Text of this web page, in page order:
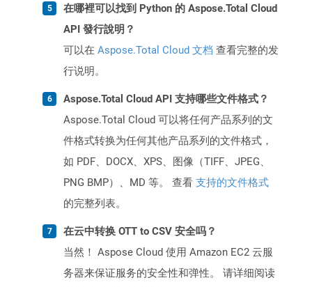
在哪裡可以找到 Python 的 Aspose.Total Cloud
API 發行說明？
可以在 Aspose.Total Cloud 文档 查看完整的发
行说明。
Aspose.Total Cloud API 支持哪些文件格式？
Aspose.Total Cloud 可以将任何产品系列的文
件格式转换为任何其他产品系列的文件格式，
如 PDF、DOCX、XPS、图像（TIFF、JPEG、
PNG BMP）、MD 等。 查看 支持的文件格式
的完整列表。
在云中转换 OTT to CSV 安全吗？
当然！ Aspose Cloud 使用 Amazon EC2 云服
务器来保证服务的安全性和弹性。 请详细阅读